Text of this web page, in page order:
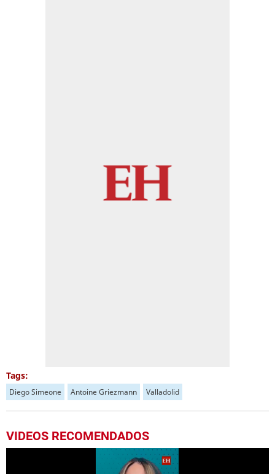
Tags:
Diego Simeone Antoine Griezmann Valladolid
VIDEOS RECOMENDADOS